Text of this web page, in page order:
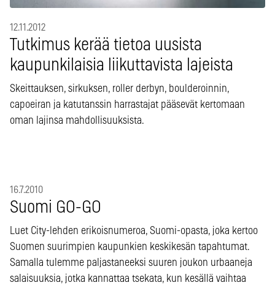
12.11.2012
Tutkimus kerää tietoa uusista
kaupunkilaisia liikuttavista lajeista
Skeittauksen, sirkuksen, roller derbyn, boulderoinnin,
capoeiran ja katutanssin harrastajat pääsevät kertomaan
oman lajinsa mahdollisuuksista.
16.7.2010
Suomi GO-GO
Luet City-lehden erikoisnumeroa, Suomi-opasta, joka kertoo
Suomen suurimpien kaupunkien keskikesän tapahtumat.
Samalla tulemme paljastaneeksi suuren joukon urbaaneja
salaisuuksia, jotka kannattaa tsekata, kun kesällä vaihtaa